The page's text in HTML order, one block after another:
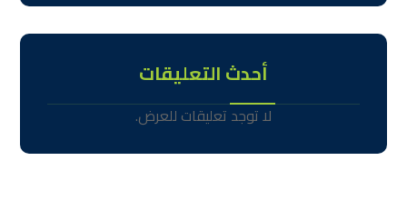
أحدث التعليقات
لا توجد تعليقات للعرض.